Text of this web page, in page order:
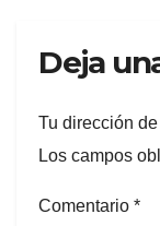
Deja
Tu dirección
Los campos
Comentario *